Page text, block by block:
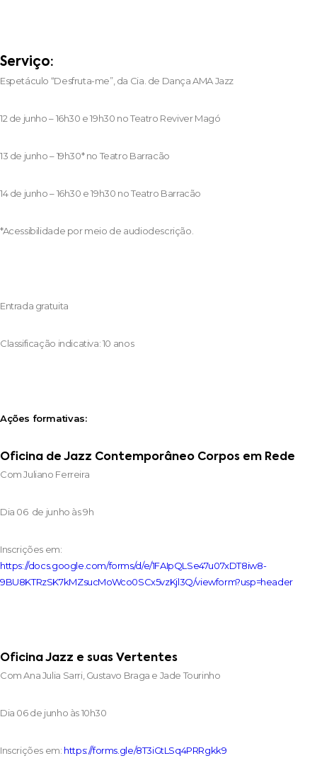
Serviço:
Espetáculo “Desfruta-me”, da Cia. de Dança AMA Jazz
12 de junho – 16h30 e 19h30 no Teatro Reviver Magó
13 de junho – 19h30* no Teatro Barracão
14 de junho – 16h30 e 19h30 no Teatro Barracão
*Acessibilidade por meio de audiodescrição.
Entrada gratuita
Classificação indicativa: 10 anos
Ações formativas:
Oficina de Jazz Contemporâneo Corpos em Rede
Com Juliano Ferreira
Dia 06 de junho às 9h
Inscrições em:
https://docs.google.com/forms/d/e/1FAIpQLSe47u07xDT8iw8-
9BU8KTRzSK7kMZsucMoWco0SCx5vzKjl3Q/viewform?usp=header
Oficina Jazz e suas Vertentes
Com Ana Julia Sarri, Gustavo Braga e Jade Tourinho
Dia 06 de junho às 10h30
Inscrições em: https://forms.gle/8T3iGtLSq4PRRgkk9